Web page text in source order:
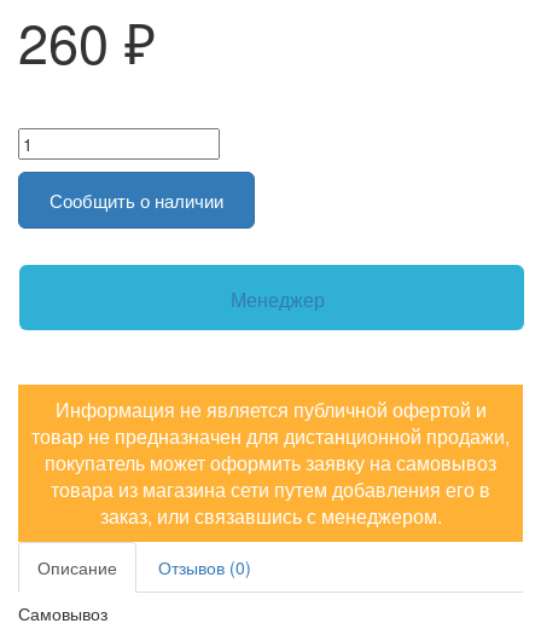
260 ₽
Сообщить о наличии
Менеджер
Информация не является публичной офертой и
товар не предназначен для дистанционной продажи,
покупатель может оформить заявку на самовывоз
товара из магазина сети путем добавления его в
заказ, или связавшись с менеджером.
Описание
Отзывов (0)
Самовывоз